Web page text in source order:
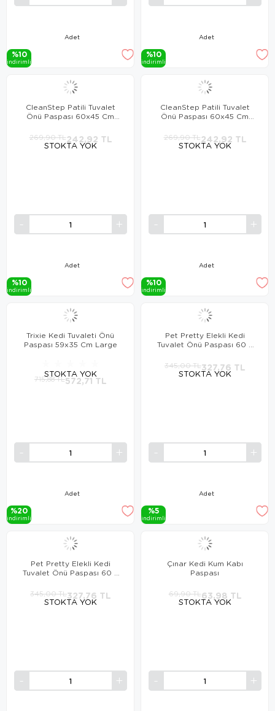
Adet
%10
i̇ndi̇ri̇mli̇
Adet
%10
i̇ndi̇ri̇mli̇
STOKTA YOK
CleanStep Patili Tuvalet
Önü Paspası 60x45 Cm
Adet
242,92 TL
269,90 TL
%10
i̇ndi̇ri̇mli̇
STOKTA YOK
CleanStep Patili Tuvalet
Önü Paspası 60x45 Cm
Adet
242,92 TL
269,90 TL
%10
i̇ndi̇ri̇mli̇
STOKTA YOK
Trixie Kedi Tuvaleti Önü
Paspası 59x35 Cm Large
Adet
572,71 TL
715,88 TL
%20
i̇ndi̇ri̇mli̇
STOKTA YOK
Pet Pretty Elekli Kedi
Tuvalet Önü Paspası 60 x
Adet
327,76 TL
345,00 TL
%5
i̇ndi̇ri̇mli̇
STOKTA YOK
Pet Pretty Elekli Kedi
Tuvalet Önü Paspası 60 x
327,76 TL
345,00 TL
STOKTA YOK
Çınar Kedi Kum Kabı
Paspası
63,98 TL
69,90 TL